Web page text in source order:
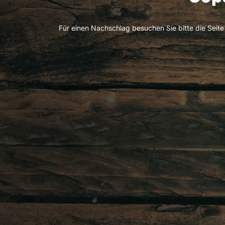
Für einen Nachschlag besuchen Sie bitte die